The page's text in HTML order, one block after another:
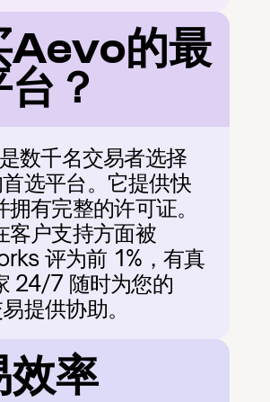
Aevo的最
？
数千名交易者选择
选平台。它提供快
有完整的许可证。
客户支持方面被
评为前 1%，有真
24/7 随时为您的
提供协助。
效率